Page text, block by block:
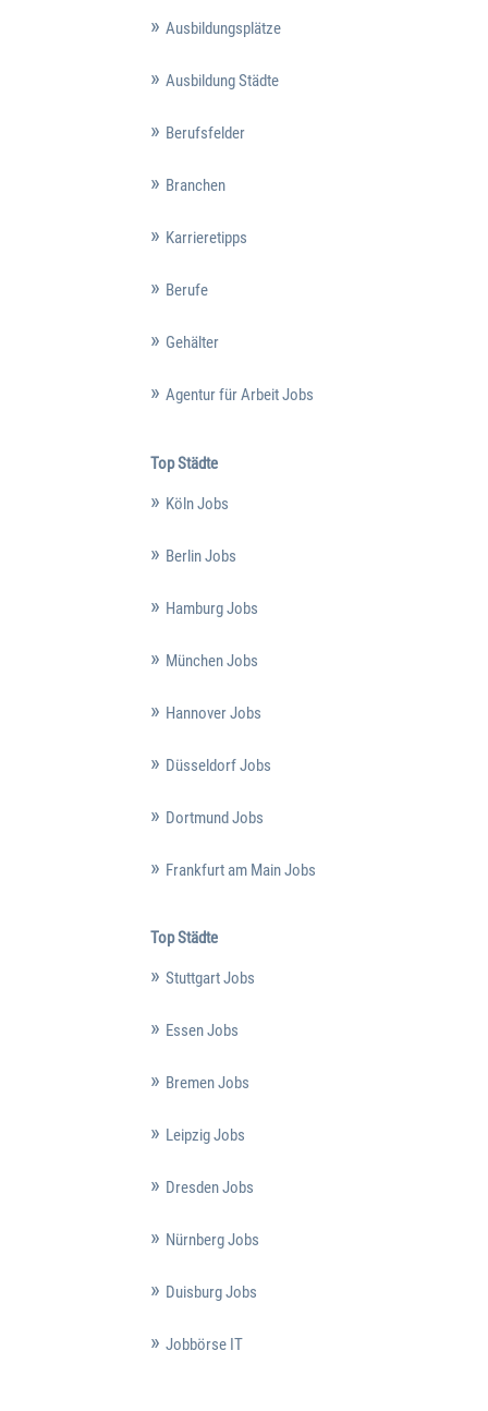
Ausbildungsplätze
Ausbildung Städte
Berufsfelder
Branchen
Karrieretipps
Berufe
Gehälter
Agentur für Arbeit Jobs
Top Städte
Köln Jobs
Berlin Jobs
Hamburg Jobs
München Jobs
Hannover Jobs
Düsseldorf Jobs
Dortmund Jobs
Frankfurt am Main Jobs
Top Städte
Stuttgart Jobs
Essen Jobs
Bremen Jobs
Leipzig Jobs
Dresden Jobs
Nürnberg Jobs
Duisburg Jobs
Jobbörse IT